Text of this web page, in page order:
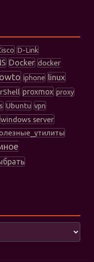
D-Link
Docker docker
iphone linux
proxmox proxy
Ubuntu vpn
windows server